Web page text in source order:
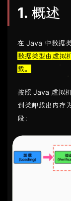
1. 概述
在 Java 中数据
数据类型由虚拟
载。
按照 Java 虚拟
到类卸载出内存
段：